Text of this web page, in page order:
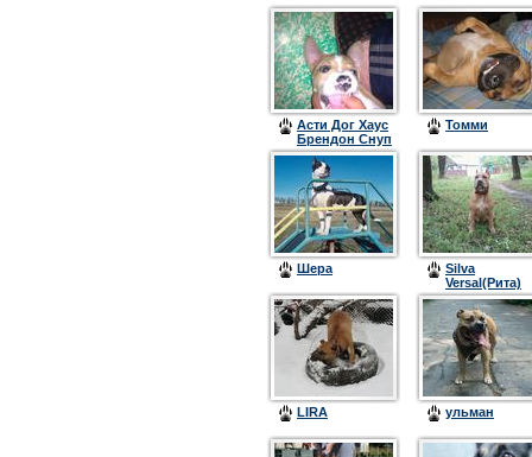
Асти Дог Хаус
Брендон Снуп
Томми
Шера
Silva
Versal(Рита)
LIRA ульман